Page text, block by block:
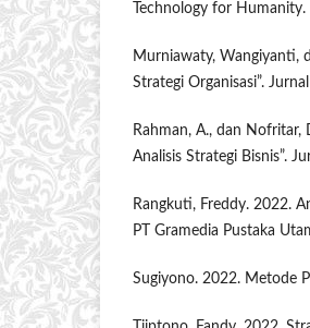
Technology for
Murniawaty, Wangiyanti,
Strategi Organisasi”.
Rahman, A., dan Nofritar,
Analisis Strategi Bisnis”.
Rangkuti, Freddy. 2022.
PT Gramedia Pustaka
Sugiyono. 2022. Metode